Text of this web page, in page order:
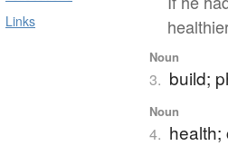
Links
Noun
3. build;
Noun
4. health;